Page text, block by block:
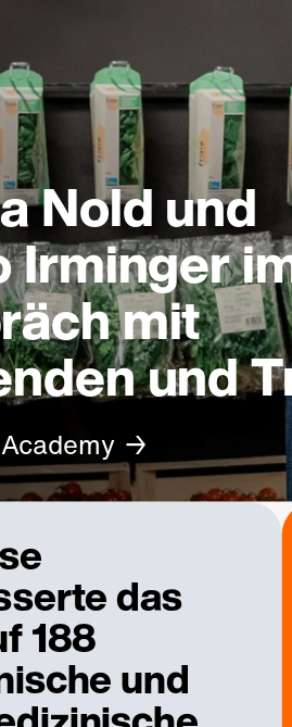
Nold und
Irminger
mit
und
das
188
und